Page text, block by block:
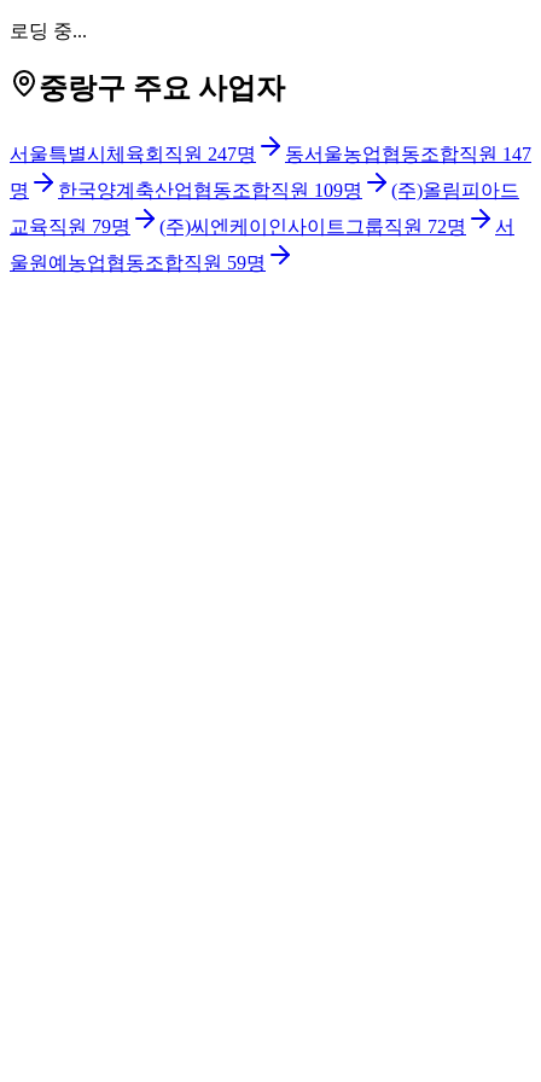
로딩 중...
중랑구 주요 사업자
서울특별시체육회 직원 247명 동서울농업협동조합직원 147
명
한국양계축산업협동조합직원 109명
(주)올림피아드
교육직원 79명 (주)씨엔케이인사이트그룹직원 72명
서
울원예농업협동조합직원 59명